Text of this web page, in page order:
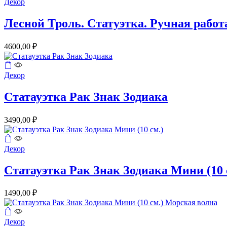
Декор
Лесной Троль. Статуэтка. Ручная
4600,00 ₽
Декор
Статауэтка Рак Знак Зодиака
3490,00 ₽
Декор
Статауэтка Рак Знак Зодиака Мини (10
1490,00 ₽
Декор